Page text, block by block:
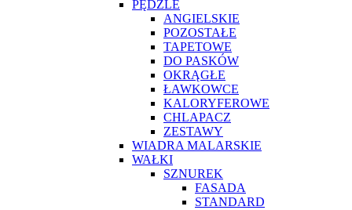
PĘDZLE
ANGIELSKIE
POZOSTAŁE
TAPETOWE
DO PASKÓW
OKRĄGŁE
ŁAWKOWCE
KALORYFEROWE
CHLAPACZ
ZESTAWY
WIADRA MALARSKIE
WAŁKI
SZNUREK
FASADA
STANDARD